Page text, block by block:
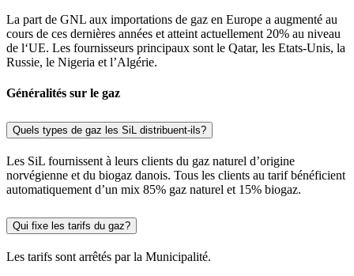
La part de GNL aux importations de gaz en Europe a augmenté au
cours de ces dernières années et atteint actuellement 20% au niveau
de l‘UE. Les fournisseurs principaux sont le Qatar, les Etats-Unis, la
Russie, le Nigeria et l’Algérie.
Généralités sur le gaz
Quels types de gaz les SiL distribuent-ils?
Les SiL fournissent à leurs clients du gaz naturel d’origine
norvégienne et du biogaz danois. Tous les clients au tarif bénéficient
automatiquement d’un mix 85% gaz naturel et 15% biogaz.
Qui fixe les tarifs du gaz?
Les tarifs sont arrêtés par la Municipalité.